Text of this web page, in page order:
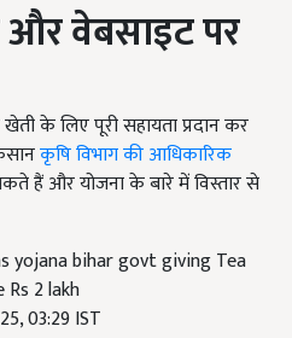
वेबसाइट पर
के लिए पूरी सहायता प्रदान कर
कृषि विभाग की आधिकारिक
हैं और योजना के बारे में विस्तार से
yojana bihar govt giving Tea
2 lakh
03:29 IST